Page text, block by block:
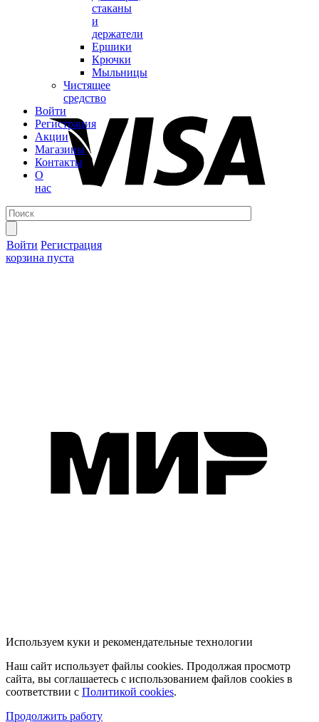
стаканы
и
держатели
Ершики
Крючки
Мыльницы
Чистящее
средство
Войти
Регистрация
Акции
Магазины
Контакты
О
нас
Войти Регистрация
корзина пуста
Используем куки и рекомендательные технологии
Наш сайт использует файлы cookies. Продолжая просмотр
сайта, вы соглашаетесь с использованием файлов cookies в
соответствии с Политикой cookies.
Продолжить работу